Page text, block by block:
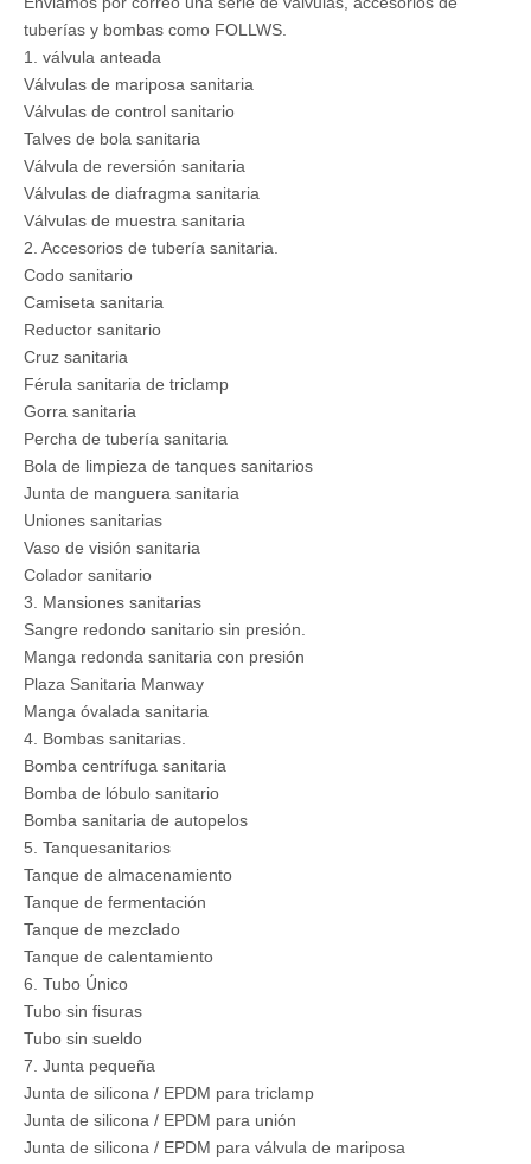
tuberías y bombas como FOLLWS.
1. válvula anteada
Válvulas de mariposa sanitaria
Válvulas de control sanitario
Talves de bola sanitaria
Válvula de reversión sanitaria
Válvulas de diafragma sanitaria
Válvulas de muestra sanitaria
2. Accesorios de tubería sanitaria.
Codo sanitario
Camiseta sanitaria
Reductor sanitario
Cruz sanitaria
Férula sanitaria de triclamp
Gorra sanitaria
Percha de tubería sanitaria
Bola de limpieza de tanques sanitarios
Junta de manguera sanitaria
Uniones sanitarias
Vaso de visión sanitaria
Colador sanitario
3. Mansiones sanitarias
Sangre redondo sanitario sin presión.
Manga redonda sanitaria con presión
Plaza Sanitaria Manway
Manga óvalada sanitaria
4. Bombas sanitarias.
Bomba centrífuga sanitaria
Bomba de lóbulo sanitario
Bomba sanitaria de autopelos
5. Tanquesanitarios
Tanque de almacenamiento
Tanque de fermentación
Tanque de mezclado
Tanque de calentamiento
6. Tubo Único
Tubo sin fisuras
Tubo sin sueldo
7. Junta pequeña
Junta de silicona / EPDM para triclamp
Junta de silicona / EPDM para unión
Junta de silicona / EPDM para válvula de mariposa